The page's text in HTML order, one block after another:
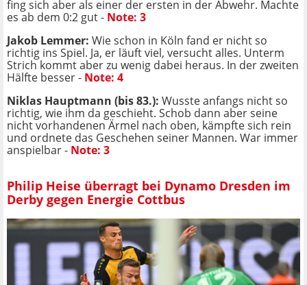
fing sich aber als einer der ersten in der Abwehr. Machte
es ab dem 0:2 gut - Note: 3
Jakob Lemmer: Wie schon in Köln fand er nicht so
richtig ins Spiel. Ja, er läuft viel, versucht alles. Unterm
Strich kommt aber zu wenig dabei heraus. In der zweiten
Hälfte besser - Note: 4
Niklas Hauptmann (bis 83.): Wusste anfangs nicht so
richtig, wie ihm da geschieht. Schob dann aber seine
nicht vorhandenen Ärmel nach oben, kämpfte sich rein
und ordnete das Geschehen seiner Mannen. War immer
anspielbar - Note: 3
Philip Heise überragt bei Dynamo Dresden im
Derby gegen Energie Cottbus